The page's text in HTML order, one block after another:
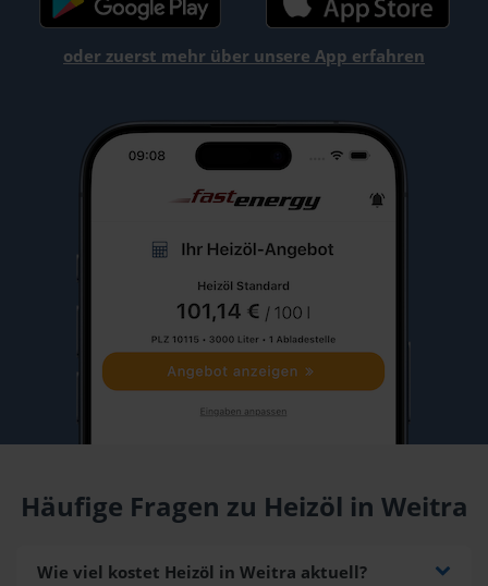
oder zuerst mehr über unsere App erfahren
Häufige Fragen zu Heizöl in Weitra
Wie viel kostet Heizöl in Weitra aktuell?